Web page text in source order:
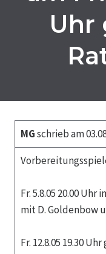
Uhr
MGschrieb am
Fr. 5.8.05 20.00
mit D. Goldenbow
Fr. 12.8.05 19.30